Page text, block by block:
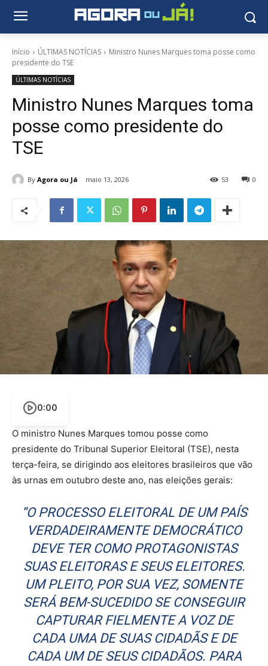
Início ÚLTIMAS NOTÍCIAS
Ministro Nunes Marques toma posse como
presidente do TSE
ÚLTIMAS NOTÍCIAS
Ministro Nunes Marques toma
posse como presidente do
TSE
By Agora ou Já maio 13, 2026 0
53
0:00
O ministro Nunes Marques tomou posse como
presidente do Tribunal Superior Eleitoral (TSE), nesta
terça-feira, se dirigindo aos eleitores brasileiros que vão
às urnas em outubro deste ano, nas eleições gerais:
“O PROCESSO ELEITORAL DE UM PAÍS
VERDADEIRAMENTE DEMOCRÁTICO
DEVE TER COMO PROTAGONISTAS
SUAS ELEITORAS E SEUS ELEITORES.
UM PLEITO, POR SUA VEZ, SOMENTE
SERÁ BEM-SUCEDIDO SE CONSEGUIR
CAPTURAR FIELMENTE A VOZ DE
CADA UMA DE SUAS CIDADÃS E DE
CADA UM DE SEUS CIDADÃOS. PARA